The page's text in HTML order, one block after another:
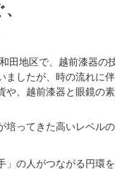
地区で、越前漆器の
したが、時の流れに
、越前漆器と眼鏡の
ってきた高いレベル
の人がつながる円環